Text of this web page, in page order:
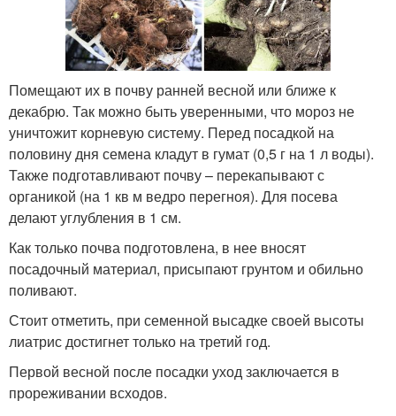
Помещают их в почву ранней весной или ближе к
декабрю. Так можно быть уверенными, что мороз не
уничтожит корневую систему. Перед посадкой на
половину дня семена кладут в гумат (0,5 г на 1 л воды).
Также подготавливают почву – перекапывают с
органикой (на 1 кв м ведро перегноя). Для посева
делают углубления в 1 см.
Как только почва подготовлена, в нее вносят
посадочный материал, присыпают грунтом и обильно
поливают.
Стоит отметить, при семенной высадке своей высоты
лиатрис достигнет только на третий год.
Первой весной после посадки уход заключается в
прореживании всходов.